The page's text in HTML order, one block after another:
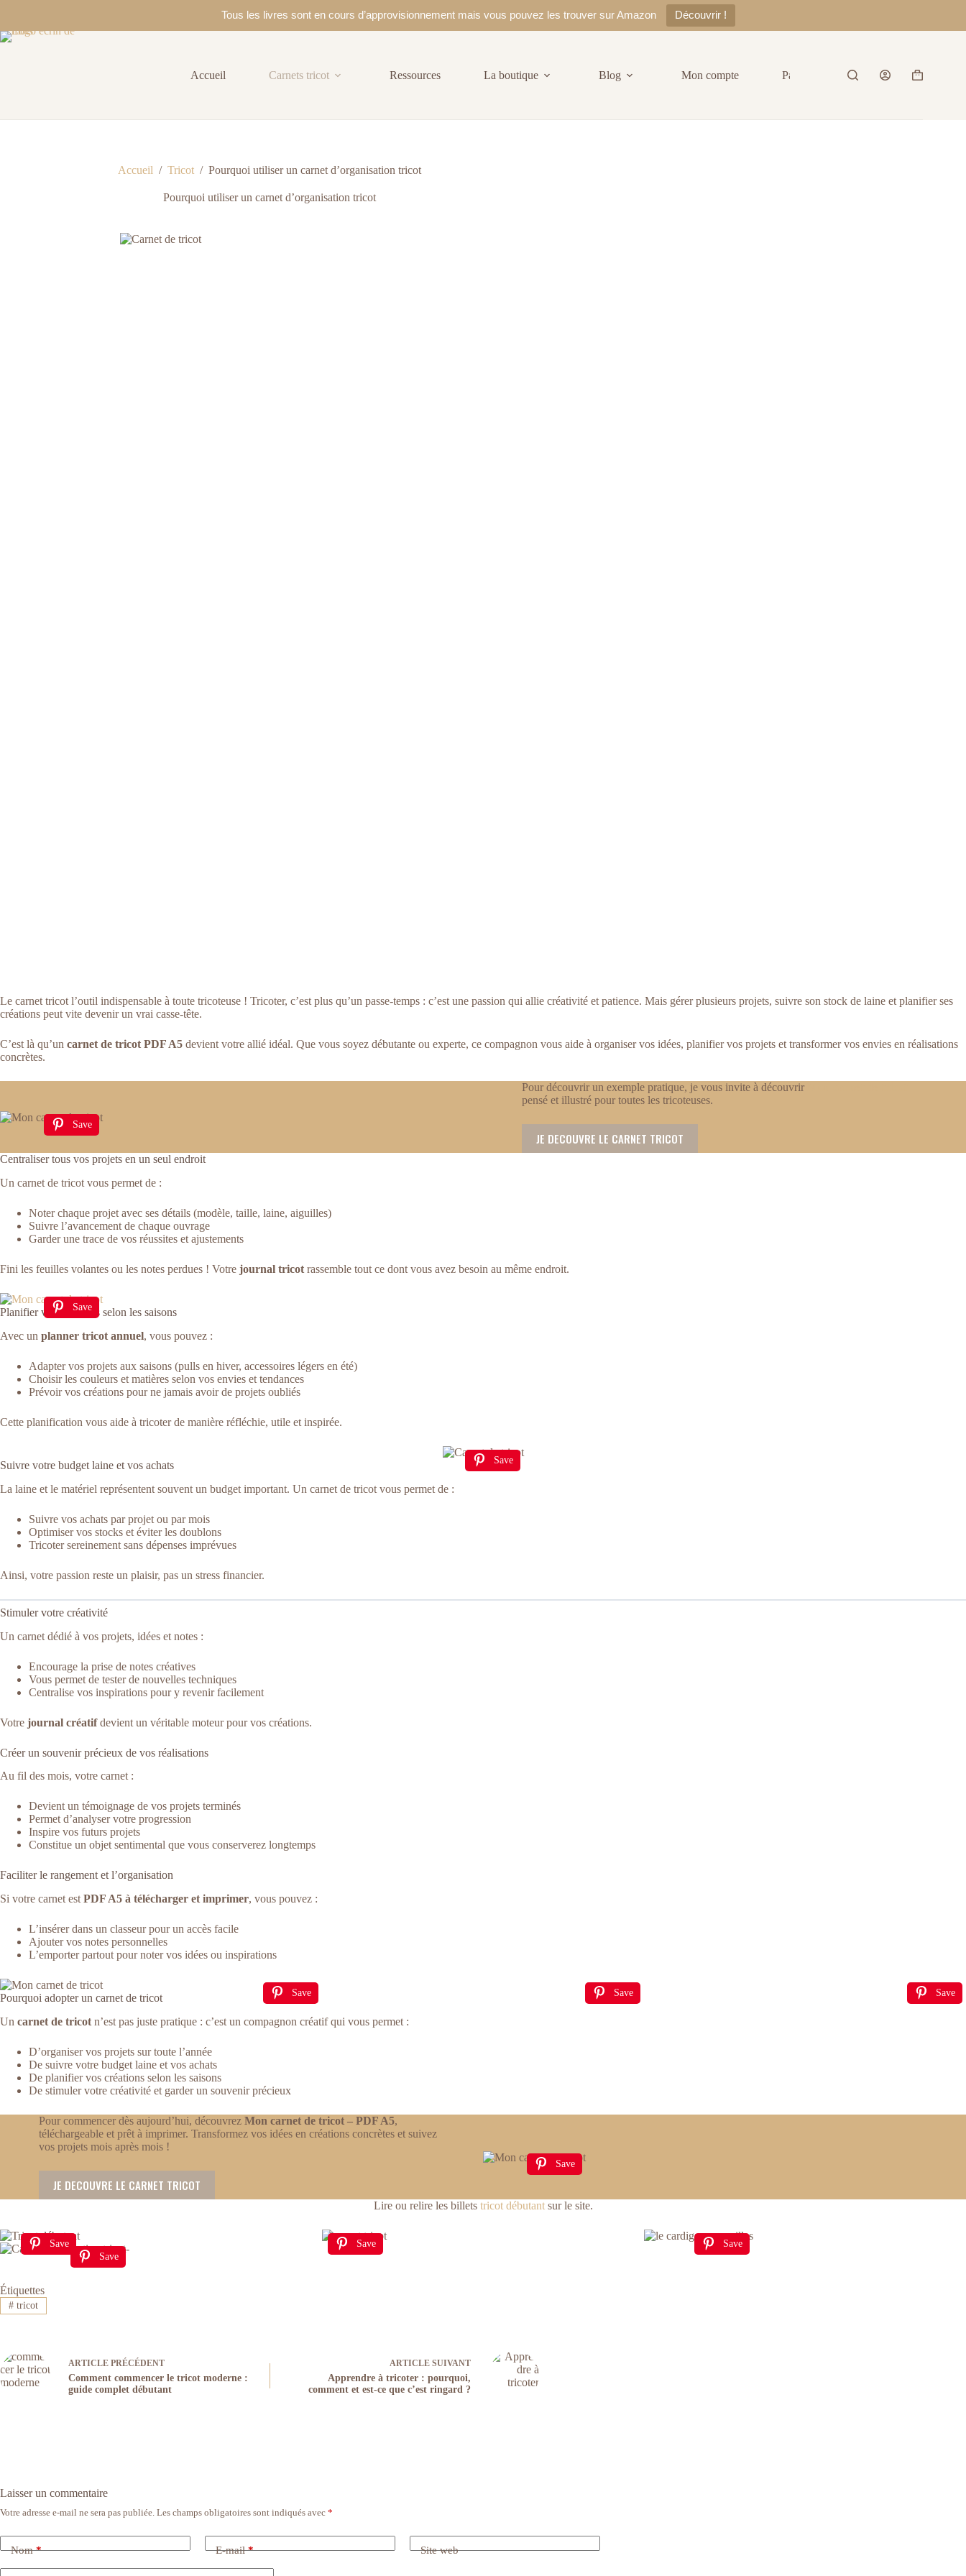
Tous les livres sont en cours d’approvisionnement mais vous pouvez les trouver sur Amazon
Découvrir !
Passer
Accueil
Carnets tricot Ressources La boutique Blog Mon compte Panier Contact
Panier
Accueil / Tricot / Pourquoi utiliser un carnet d’organisation tricot
Pourquoi utiliser un carnet d’organisation tricot
Le carnet tricot l’outil indispensable à toute tricoteuse ! Tricoter, c’est plus qu’un passe-temps : c’est une passion qui allie créativité et patience. Mais gérer plusieurs projets, suivre son stock de laine et planifier ses
créations peut vite devenir un vrai casse-tête.
C’est là qu’un carnet de tricot PDF A5 devient votre allié idéal. Que vous soyez débutante ou experte, ce compagnon vous aide à organiser vos idées, planifier vos projets et transformer vos envies en réalisations
concrètes.
Save
Pour découvrir un exemple pratique, je vous invite à découvrir
pensé et illustré pour toutes les tricoteuses.
JE DECOUVRE LE CARNET TRICOT
Centraliser tous vos projets en un seul endroit
Un carnet de tricot vous permet de :
Noter chaque projet avec ses détails (modèle, taille, laine, aiguilles)
Suivre l’avancement de chaque ouvrage
Garder une trace de vos réussites et ajustements
Fini les feuilles volantes ou les notes perdues ! Votre journal tricot rassemble tout ce dont vous avez besoin au même endroit.
Save
Planifier vos créations selon les saisons
Avec un planner tricot annuel, vous pouvez :
Adapter vos projets aux saisons (pulls en hiver, accessoires légers en été)
Choisir les couleurs et matières selon vos envies et tendances
Prévoir vos créations pour ne jamais avoir de projets oubliés
Cette planification vous aide à tricoter de manière réfléchie, utile et inspirée.
Save
Suivre votre budget laine et vos achats
La laine et le matériel représentent souvent un budget important. Un carnet de tricot vous permet de :
Suivre vos achats par projet ou par mois
Optimiser vos stocks et éviter les doublons
Tricoter sereinement sans dépenses imprévues
Ainsi, votre passion reste un plaisir, pas un stress financier.
Stimuler votre créativité
Un carnet dédié à vos projets, idées et notes :
Encourage la prise de notes créatives
Vous permet de tester de nouvelles techniques
Centralise vos inspirations pour y revenir facilement
Votre journal créatifdevient un véritable moteur pour vos créations.
Créer un souvenir précieux de vos réalisations
Au fil des mois, votre carnet :
Devient un témoignage de vos projets terminés
Permet d’analyser votre progression
Inspire vos futurs projets
Constitue un objet sentimental que vous conserverez longtemps
Faciliter le rangement et l’organisation
Si votre carnet est PDF A5 à télécharger et imprimer, vous pouvez :
L’insérer dans un classeur pour un accès facile
Ajouter vos notes personnelles
L’emporter partout pour noter vos idées ou inspirations
Save Save Save
Pourquoi adopter un carnet de tricot
Un carnet de tricot n’est pas juste pratique : c’est un compagnon créatif qui vous permet :
D’organiser vos projets sur toute l’année
De suivre votre budget laine et vos achats
De planifier vos créations selon les saisons
De stimuler votre créativité et garder un souvenir précieux
Pour commencer dès aujourd’hui, découvrez Mon carnet de tricot – PDF A5,
téléchargeable et prêt à imprimer. Transformez vos idées en créations concrètes et suivez
vos projets mois après mois !
JE DECOUVRE LE CARNET TRICOT
Save
Lire ou relire les billets tricot débutant sur le site.
Save Save
Save
Save
Étiquettes
#tricot
ARTICLE PRÉCÉDENT
Comment commencer le tricot moderne :
guide complet débutant
ARTICLE SUIVANT
Apprendre à tricoter : pourquoi,
comment et est-ce que c’est ringard ?
Laisser un commentaire
Votre adresse e-mail ne sera pas publiée. Les champs obligatoires sont indiqués avec *
Nom* E-mail* Site web